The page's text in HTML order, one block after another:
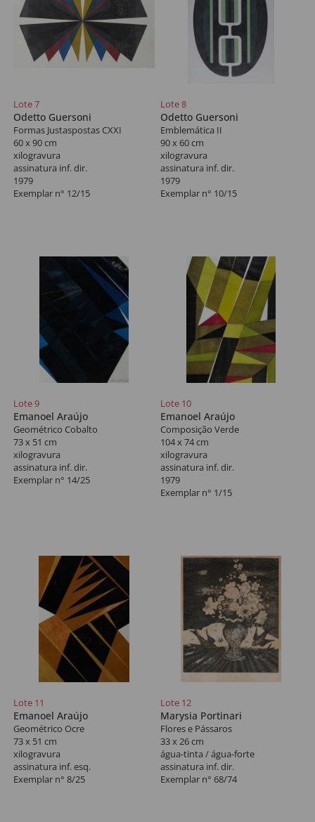
Lote 7
Odetto Guersoni
Formas Justaspostas CXXI
60 x 90 cm
xilogravura
assinatura inf. dir.
1979
Exemplar n° 12/15
Lote 8
Odetto Guersoni
Emblemática II
90 x 60 cm
xilogravura
assinatura inf. dir.
1979
Exemplar n° 10/15
Lote 9
Emanoel Araújo
Geométrico Cobalto
73 x 51 cm
xilogravura
assinatura inf. dir.
Exemplar n° 14/25
Lote 10
Emanoel Araújo
Composição Verde
104 x 74 cm
xilogravura
assinatura inf. dir.
1979
Exemplar n° 1/15
Lote 11
Emanoel Araújo
Geométrico Ocre
73 x 51 cm
xilogravura
assinatura inf. esq.
Exemplar n° 8/25
Lote 12
Marysia Portinari
Flores e Pássaros
33 x 26 cm
água-tinta / água-forte
assinatura inf. dir.
Exemplar n° 68/74